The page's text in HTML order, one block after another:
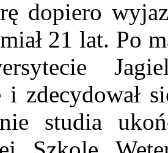
dopiero
21 lat. Po
i zdecydował
studia